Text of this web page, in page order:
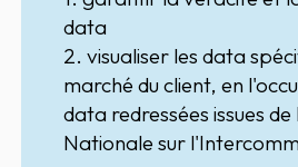
data
2. visualiser les data
marché du client, en
data redressées issues de
Nationale sur